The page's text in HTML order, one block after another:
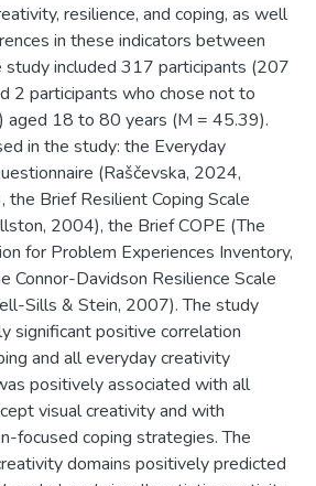
resilience, and coping, as well
in these indicators between
study included 317 participants (207
2 participants who chose not to
aged 18 to 80 years (M = 45.39).
in the study: the Everyday
(Raščevska, 2024,
the Brief Resilient Coping Scale
2004), the Brief COPE (The
for Problem Experiences Inventory,
Connor-Davidson Resilience Scale
Sills & Stein, 2007). The study
significant positive correlation
and all everyday creativity
positively associated with all
visual creativity and with
focused coping strategies. The
domains positively predicted